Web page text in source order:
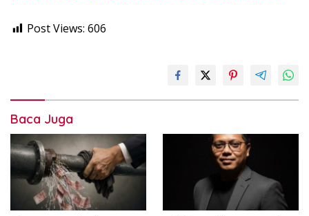
Post Views: 606
Baca Juga